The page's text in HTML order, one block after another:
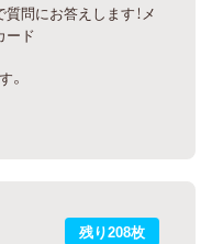
問にお答えします！メ
ード
。
残り208枚